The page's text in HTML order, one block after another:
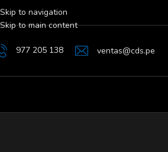
Skip to navigation
Skip to main content
977 205 138 ventas@cds.pe